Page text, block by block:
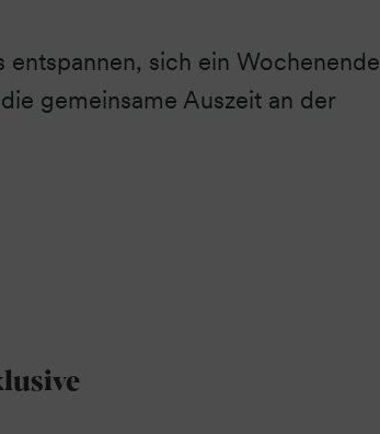
sich ein Wochenende
gemeinsame Auszeit an der